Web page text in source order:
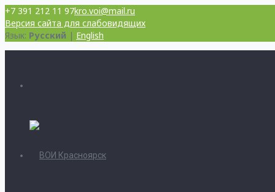
+7 391 212 11 97kro.voi@mail.ru
Версия сайта для слабовидящих
Язык: Русский | English